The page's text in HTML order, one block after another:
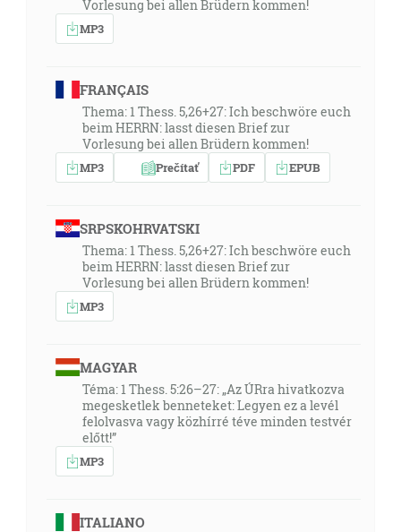
Vorlesung bei allen Brüdern kommen!
MP3
FRANÇAIS
Thema: 1 Thess. 5,26+27: Ich beschwöre euch
beim HERRN: lasst diesen Brief zur
Vorlesung bei allen Brüdern kommen!
MP3 Prečítať PDF EPUB
SRPSKOHRVATSKI
Thema: 1 Thess. 5,26+27: Ich beschwöre euch
beim HERRN: lasst diesen Brief zur
Vorlesung bei allen Brüdern kommen!
MP3
MAGYAR
Téma: 1 Thess. 5:26–27: „Az ÚRra hivatkozva
megesketlek benneteket: Legyen ez a levél
felolvasva vagy közhírré téve minden testvér
előtt!”
MP3
ITALIANO